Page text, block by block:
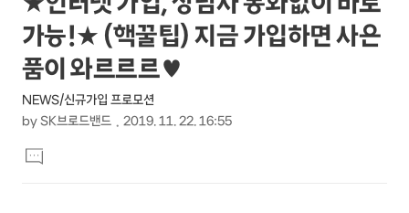
세
컨
텐
츠
문
제
목
가능!★ (핵꿀팁) 지금 가입하면 사은
품이 와르르르♥
NEWS/신규가입 프로모션
by SK브로드밴드 2019. 11. 22. 16:55
문
댓
글